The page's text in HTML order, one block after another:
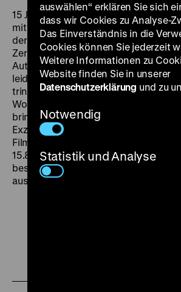
15 Jahre nachMenschen am Sonntag
mit
The Lost Weekenderneut ein Film
der an einem Wochenende spielt,
Zerstreuung eine Selbstzerstörung in
Autor Don Birnam (Ray Milland) ist
leidet unter einer Schreibblockade,
trinkt. Als ihn sein Bruder zu einem
Wochenende, das Erholung und
bringen soll, einlädt, gibt sich Birnam
Exzess hin.
Film, (…) intensiv, morbid – und
15.8.1945). Wilders Film wurde mit
besten Film und in Cannes mit der
ausgezeichnet. (mbh)
auswählen“ erklären Sie sich
dass wir Cookies zu Analyse-
Das Einverständnis in die
Cookies können Sie jederzeit
Weitere Informationen zu
Website finden Sie in unserer
Datenschutzerklärung und zu
Notwendig
Statistik und Analyse